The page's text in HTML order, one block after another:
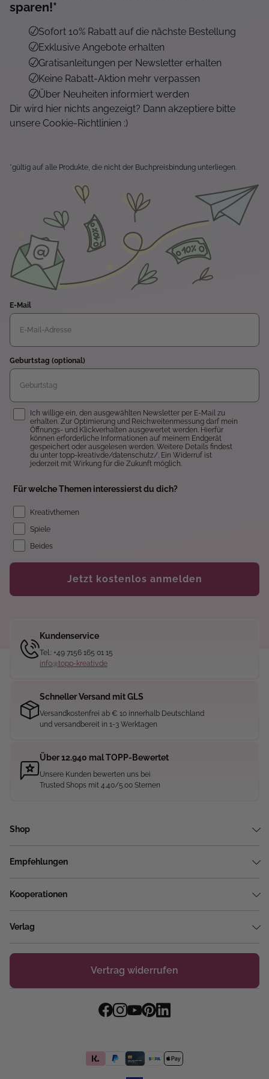
sparen!*
Sofort 10% Rabatt auf die nächste Bestellung
Exklusive Angebote erhalten
Gratisanleitungen per Newsletter erhalten
Keine Rabatt-Aktion mehr verpassen
Über Neuheiten informiert werden
Dir wird hier nichts angezeigt? Dann akzeptiere bitte
unsere Cookie-Richtlinien :)
*gültig auf alle Produkte, die nicht der Buchpreisbindung unterliegen.
E-Mail
Geburtstag (optional)
Einwilligung
Ich willige ein, den ausgewählten Newsletter per E-Mail zu
erhalten. Zur Optimierung und Reichweitenmessung darf mein
Öffnungs- und Klickverhalten ausgewertet werden. Hierfür
können erforderliche Informationen auf meinem Endgerät
gespeichert oder ausgelesen werden. Weitere Details findest
du unter topp-kreativ.de/datenschutz/. Ein Widerruf ist
jederzeit mit Wirkung für die Zukunft möglich.
Für welche Themen interessierst du dich?
Kreativthemen
Spiele
Beides
Jetzt kostenlos anmelden
Kundenservice
Tel.: +49 7156 165 01 15
info@topp-kreativ.de
Schneller Versand mit GLS
Versandkostenfrei ab € 10 innerhalb Deutschland
und versandbereit in 1-3 Werktagen
Über 12.940 mal TOPP-Bewertet
Unsere Kunden bewerten uns bei
Trusted Shops mit 4.40/5.00 Sternen
Shop
Empfehlungen
Kooperationen
Verlag
Vertrag widerrufen